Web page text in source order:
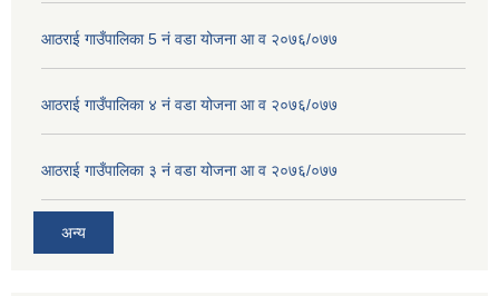
आठराई गाउँपालिका 5 नं वडा योजना आ व २०७६/०७७
आठराई गाउँपालिका ४ नं वडा योजना आ व २०७६/०७७
आठराई गाउँपालिका ३ नं वडा योजना आ व २०७६/०७७
अन्य